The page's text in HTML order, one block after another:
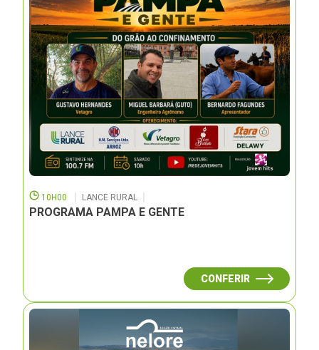
10H00 LANCE RURAL
PROGRAMA PAMPA E GENTE
CONFERIR